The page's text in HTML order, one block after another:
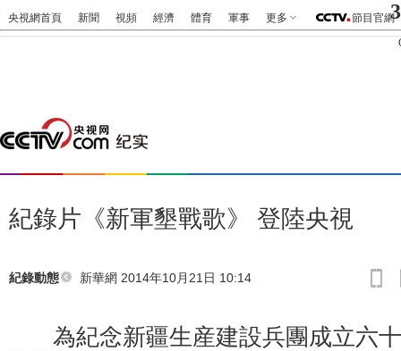
央視網首頁 新聞 視頻 經濟 體育 軍事 更多 節目官網
紀錄片《新軍墾戰歌》 登陸央視
紀錄動態 新華網 2014年10月21日 10:14
為紀念新疆生産建設兵團成立六十